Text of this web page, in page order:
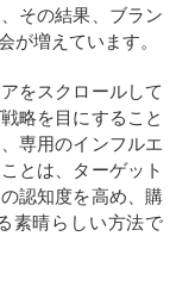
その結果、ブラン
が増えています。
をスクロールして
略を目にすること
専用のインフルエ
とは、ターゲット
認知度を高め、購
素晴らしい方法で